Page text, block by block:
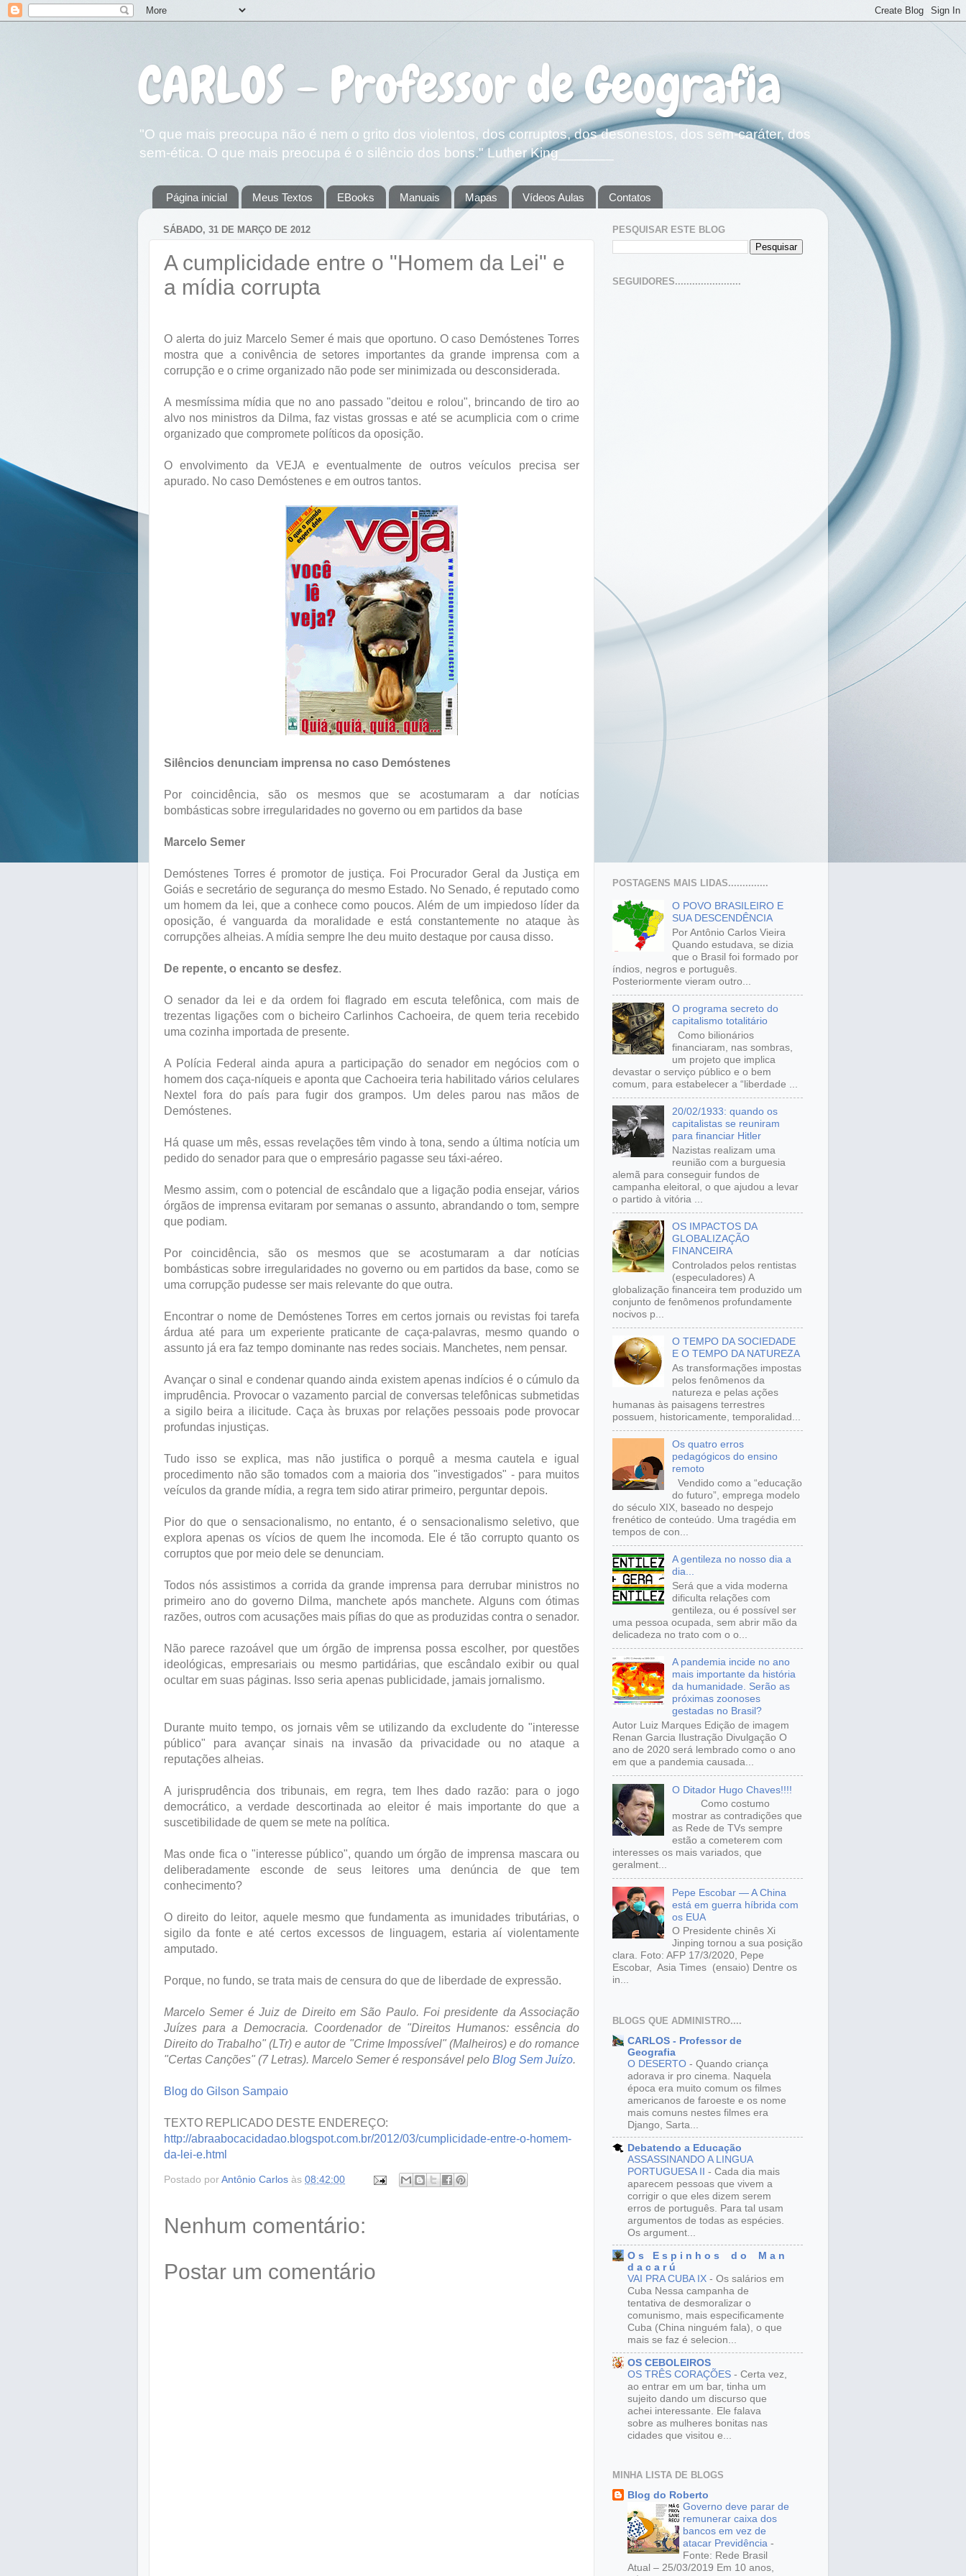
CARLOS - Professor de Geografia
"O que mais preocupa não é nem o grito dos violentos, dos corruptos, dos desonestos, dos sem-caráter, dos
sem-ética. O que mais preocupa é o silêncio dos bons." Luther King_______
Página inicial Meus Textos EBooks Manuais Mapas Vídeos Aulas Contatos
SÁBADO, 31 DE MARÇO DE 2012
A cumplicidade entre o "Homem da Lei" e
a mídia corrupta
O alerta do juiz Marcelo Semer é mais que oportuno. O caso Demóstenes Torres
mostra que a conivência de setores importantes da grande imprensa com a
corrupção e o crime organizado não pode ser minimizada ou desconsiderada.
A mesmíssima mídia que no ano passado "deitou e rolou", brincando de tiro ao
alvo nos ministros da Dilma, faz vistas grossas e até se acumplicia com o crime
organizado que compromete políticos da oposição.
O envolvimento da VEJA e eventualmente de outros veículos precisa ser
apurado. No caso Demóstenes e em outros tantos.
Silêncios denunciam imprensa no caso Demóstenes
Por coincidência, são os mesmos que se acostumaram a dar notícias
bombásticas sobre irregularidades no governo ou em partidos da base
Marcelo Semer
Demóstenes Torres é promotor de justiça. Foi Procurador Geral da Justiça em
Goiás e secretário de segurança do mesmo Estado. No Senado, é reputado como
um homem da lei, que a conhece como poucos. Além de um impiedoso líder da
oposição, é vanguarda da moralidade e está constantemente no ataque às
corrupções alheias. A mídia sempre lhe deu muito destaque por causa disso.
De repente, o encanto se desfez.
O senador da lei e da ordem foi flagrado em escuta telefônica, com mais de
trezentas ligações com o bicheiro Carlinhos Cachoeira, de quem teria recebido
uma cozinha importada de presente.
A Polícia Federal ainda apura a participação do senador em negócios com o
homem dos caça-níqueis e aponta que Cachoeira teria habilitado vários celulares
Nextel fora do país para fugir dos grampos. Um deles parou nas mãos de
Demóstenes.
Há quase um mês, essas revelações têm vindo à tona, sendo a última notícia um
pedido do senador para que o empresário pagasse seu táxi-aéreo.
Mesmo assim, com o potencial de escândalo que a ligação podia ensejar, vários
órgãos de imprensa evitaram por semanas o assunto, abrandando o tom, sempre
que podiam.
Por coincidência, são os mesmos que se acostumaram a dar notícias
bombásticas sobre irregularidades no governo ou em partidos da base, como se
uma corrupção pudesse ser mais relevante do que outra.
Encontrar o nome de Demóstenes Torres em certos jornais ou revistas foi tarefa
árdua até para um experiente praticante de caça-palavras, mesmo quando o
assunto já era faz tempo dominante nas redes sociais. Manchetes, nem pensar.
Avançar o sinal e condenar quando ainda existem apenas indícios é o cúmulo da
imprudência. Provocar o vazamento parcial de conversas telefônicas submetidas
a sigilo beira a ilicitude. Caça às bruxas por relações pessoais pode provocar
profundas injustiças.
Tudo isso se explica, mas não justifica o porquê a mesma cautela e igual
procedimento não são tomados com a maioria dos "investigados" - para muitos
veículos da grande mídia, a regra tem sido atirar primeiro, perguntar depois.
Pior do que o sensacionalismo, no entanto, é o sensacionalismo seletivo, que
explora apenas os vícios de quem lhe incomoda. Ele é tão corrupto quanto os
corruptos que por meio dele se denunciam.
Todos nós assistimos a corrida da grande imprensa para derrubar ministros no
primeiro ano do governo Dilma, manchete após manchete. Alguns com ótimas
razões, outros com acusações mais pífias do que as produzidas contra o senador.
Não parece razoável que um órgão de imprensa possa escolher, por questões
ideológicas, empresariais ou mesmo partidárias, que escândalo exibir ou qual
ocultar em suas páginas. Isso seria apenas publicidade, jamais jornalismo.
Durante muito tempo, os jornais vêm se utilizando da excludente do "interesse
público" para avançar sinais na invasão da privacidade ou no ataque a
reputações alheias.
A jurisprudência dos tribunais, em regra, tem lhes dado razão: para o jogo
democrático, a verdade descortinada ao eleitor é mais importante do que a
suscetibilidade de quem se mete na política.
Mas onde fica o "interesse público", quando um órgão de imprensa mascara ou
deliberadamente esconde de seus leitores uma denúncia de que tem
conhecimento?
O direito do leitor, aquele mesmo que fundamenta as imunidades tributárias, o
sigilo da fonte e até certos excessos de linguagem, estaria aí violentamente
amputado.
Porque, no fundo, se trata mais de censura do que de liberdade de expressão.
Marcelo Semer é Juiz de Direito em São Paulo. Foi presidente da Associação
Juízes para a Democracia. Coordenador de "Direitos Humanos: essência do
Direito do Trabalho" (LTr) e autor de "Crime Impossível" (Malheiros) e do romance
"Certas Canções" (7 Letras). Marcelo Semer é responsável pelo Blog Sem Juízo.
Blog do Gilson Sampaio
TEXTO REPLICADO DESTE ENDEREÇO:
http://abraabocacidadao.blogspot.com.br/2012/03/cumplicidade-entre-o-homem-
da-lei-e.html
Postado porAntônio Carlos às 08:42:00
Nenhum comentário:
Postar um comentário
PESQUISAR ESTE BLOG
SEGUIDORES.......................
POSTAGENS MAIS LIDAS..............
O POVO BRASILEIRO E
SUA DESCENDÊNCIA
Por Antônio Carlos Vieira
Quando estudava, se dizia
que o Brasil foi formado por
índios, negros e português.
Posteriormente vieram outro...
O programa secreto do
capitalismo totalitário
Como bilionários
financiaram, nas sombras,
um projeto que implica
devastar o serviço público e o bem
comum, para estabelecer a “liberdade ...
20/02/1933: quando os
capitalistas se reuniram
para financiar Hitler
Nazistas realizam uma
reunião com a burguesia
alemã para conseguir fundos de
campanha eleitoral, o que ajudou a levar
o partido à vitória ...
OS IMPACTOS DA
GLOBALIZAÇÃO
FINANCEIRA
Controlados pelos rentistas
(especuladores) A
globalização financeira tem produzido um
conjunto de fenômenos profundamente
nocivos p...
O TEMPO DA SOCIEDADE
E O TEMPO DA NATUREZA
As transformações impostas
pelos fenômenos da
natureza e pelas ações
humanas às paisagens terrestres
possuem, historicamente, temporalidad...
Os quatro erros
pedagógicos do ensino
remoto
Vendido como a “educação
do futuro”, emprega modelo
do século XIX, baseado no despejo
frenético de conteúdo. Uma tragédia em
tempos de con...
A gentileza no nosso dia a
dia...
Será que a vida moderna
dificulta relações com
gentileza, ou é possível ser
uma pessoa ocupada, sem abrir mão da
delicadeza no trato com o o...
A pandemia incide no ano
mais importante da história
da humanidade. Serão as
próximas zoonoses
gestadas no Brasil?
Autor Luiz Marques Edição de imagem
Renan Garcia Ilustração Divulgação O
ano de 2020 será lembrado como o ano
em que a pandemia causada...
O Ditador Hugo Chaves!!!!
Como costumo
mostrar as contradições que
as Rede de TVs sempre
estão a cometerem com
interesses os mais variados, que
geralment...
Pepe Escobar — A China
está em guerra híbrida com
os EUA
O Presidente chinês Xi
Jinping tornou a sua posição
clara. Foto: AFP 17/3/2020, Pepe
Escobar, Asia Times (ensaio) Dentre os
in...
BLOGS QUE ADMINISTRO....
CARLOS - Professor de
Geografia
O DESERTO - Quando criança
adorava ir pro cinema. Naquela
época era muito comum os filmes
americanos de faroeste e os nome
mais comuns nestes filmes era
Django, Sarta...
Debatendo a Educação
ASSASSINANDO A LINGUA
PORTUGUESA II - Cada dia mais
aparecem pessoas que vivem a
corrigir o que eles dizem serem
erros de português. Para tal usam
argumentos de todas as espécies.
Os argument...
O s E s p i n h o s d o M a n
d a c a r ú
VAI PRA CUBA IX - Os salários em
Cuba Nessa campanha de
tentativa de desmoralizar o
comunismo, mais especificamente
Cuba (China ninguém fala), o que
mais se faz é selecion...
OS CEBOLEIROS
OS TRÊS CORAÇÕES - Certa vez,
ao entrar em um bar, tinha um
sujeito dando um discurso que
achei interessante. Ele falava
sobre as mulheres bonitas nas
cidades que visitou e...
MINHA LISTA DE BLOGS
Blog do Roberto
Governo deve parar de
remunerar caixa dos
bancos em vez de
atacar Previdência -
Fonte: Rede Brasil
Atual – 25/03/2019 Em 10 anos,